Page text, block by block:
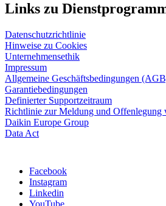
Links zu
Datenschutzrichtlinie
Hinweise zu Cookies
Unternehmensethik
Impressum
Allgemeine Geschäftsbedingungen
Garantiebedingungen
Definierter Supportzeitraum
Richtlinie zur Meldung und Offenlegung
Daikin Europe Group
Data Act
Facebook
Instagram
Linkedin
YouTube